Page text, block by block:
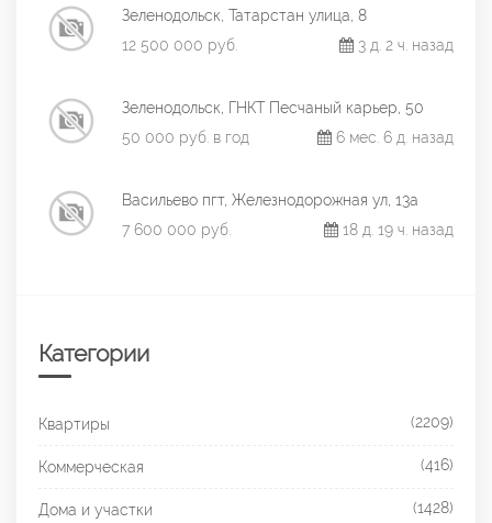
Зеленодольск, Татарстан улица, 8
12 500 000 руб.
3 д. 2 ч. назад
Зеленодольск, ГНКТ Песчаный карьер, 50
50 000 руб. в год
6 мес. 6 д. назад
Васильево пгт, Железнодорожная ул, 13а
7 600 000 руб.
18 д. 19 ч. назад
Категории
Квартиры (2209)
Коммерческая (416)
Дома и участки (1428)